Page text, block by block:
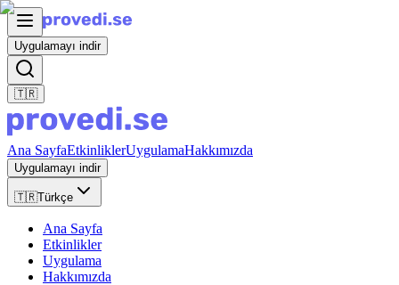
Uygulamayı indir
🇹🇷
Ana SayfaEtkinliklerUygulamaHakkımızda
Uygulamayı indir
🇹🇷Türkçe
Ana Sayfa
Etkinlikler
Uygulama
Hakkımızda